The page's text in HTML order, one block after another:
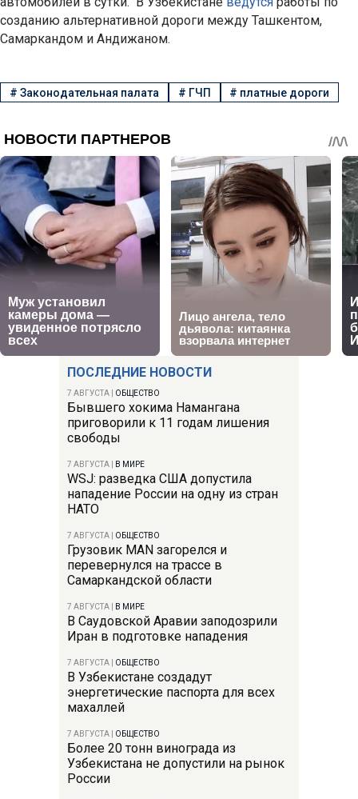
ПОСЛЕДНИЕ НОВОСТИ
7 АВГУСТА ОБЩЕСТВО
Бывшего хокима Намангана
приговорили к 11 годам лишения
свободы
7 АВГУСТА В МИРЕ
WSJ: разведка США допустила
нападение России на одну из стран
НАТО
7 АВГУСТА ОБЩЕСТВО
Грузовик MAN загорелся и
перевернулся на трассе в
Самаркандской области
7 АВГУСТА В МИРЕ
В Саудовской Аравии заподозрили
Иран в подготовке нападения
7 АВГУСТА ОБЩЕСТВО
В Узбекистане создадут
энергетические паспорта для всех
махаллей
7 АВГУСТА ОБЩЕСТВО
Более 20 тонн винограда из
Узбекистана не допустили на рынок
России
созданию альтернативной дороги между Ташкентом,
Самаркандом и Андижаном.
# Законодательная палата # ГЧП # платные дороги